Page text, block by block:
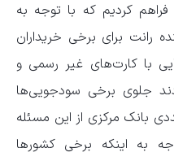
کردیم که با توجه به
برای برخی خریداران
با کارت‌های غیر رسمی و
جلوی برخی سودجویی‌ها
بانک مرکزی از این مسئله
به اینکه برخی کشورها